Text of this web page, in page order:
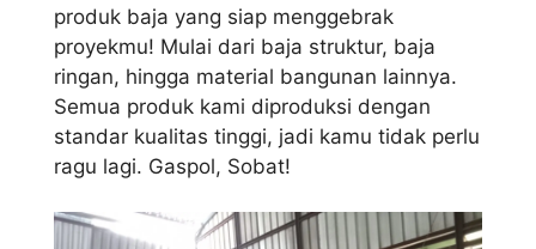
produk baja yang siap menggebrak
proyekmu! Mulai dari baja struktur, baja
ringan, hingga material bangunan lainnya.
Semua produk kami diproduksi dengan
standar kualitas tinggi, jadi kamu tidak perlu
ragu lagi. Gaspol, Sobat!